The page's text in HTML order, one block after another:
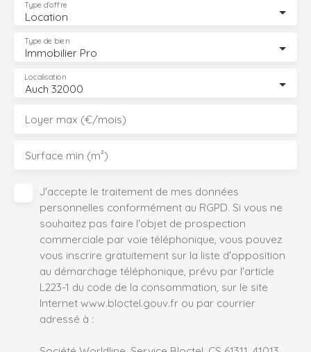
Location
Type d'offre
Immobilier Pro
Type de bien
Auch 32000
Localisation
Loyer max (€/mois)
Surface min (m²)
J'accepte le traitement de mes données
personnelles conformément au RGPD. Si vous ne
souhaitez pas faire l'objet de prospection
commerciale par voie téléphonique, vous pouvez
vous inscrire gratuitement sur la liste d'opposition
au démarchage téléphonique, prévu par l'article
L223-1 du code de la consommation, sur le site
Internet www.bloctel.gouv.fr ou par courrier
adressé à :